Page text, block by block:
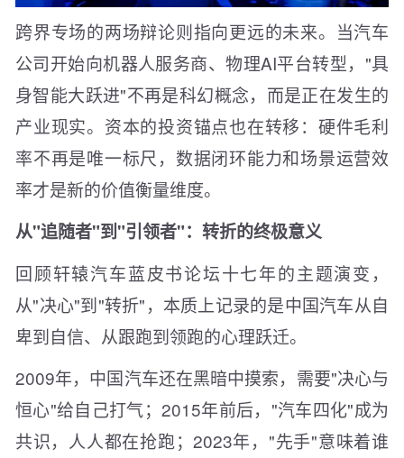
跨界专场的两场辩论则指向更远的未来。当汽车
公司开始向机器人服务商、物理AI平台转型，"具
身智能大跃进"不再是科幻概念，而是正在发生的
产业现实。资本的投资锚点也在转移：硬件毛利
率不再是唯一标尺，数据闭环能力和场景运营效
率才是新的价值衡量维度。
从"追随者"到"引领者"：转折的终极意义
回顾轩辕汽车蓝皮书论坛十七年的主题演变，
从"决心"到"转折"，本质上记录的是中国汽车从自
卑到自信、从跟跑到领跑的心理跃迁。
2009年，中国汽车还在黑暗中摸索，需要"决心与
恒心"给自己打气；2015年前后，"汽车四化"成为
共识，人人都在抢跑；2023年，"先手"意味着谁